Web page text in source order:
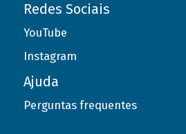
Redes Sociais
YouTube
Instagram
Ajuda
Perguntas frequentes